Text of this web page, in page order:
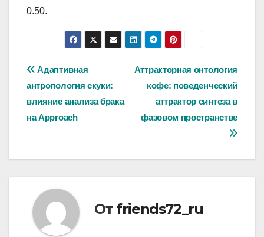
0.50.
Навигация
по
записям
Аттракторная онтология
кофе: поведенческий
аттрактор синтеза в
фазовом пространстве
Адаптивная
антропология скуки:
влияние анализа брака
на Approach
От friends72_ru